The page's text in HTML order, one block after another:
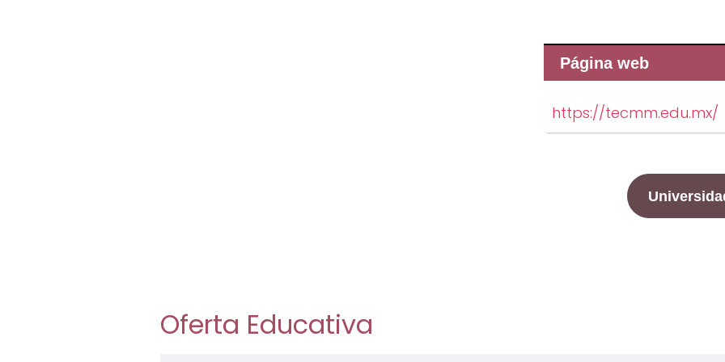
Página web
https://tecmm.edu.mx/
Oferta Educativa